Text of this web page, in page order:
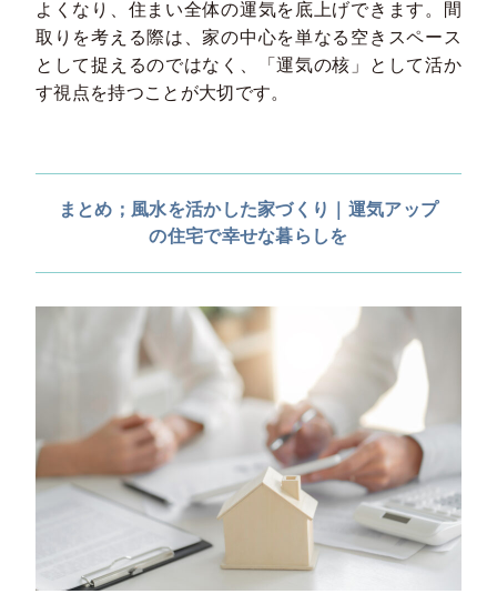
よくなり、住まい全体の運気を底上げできます。間
取りを考える際は、家の中心を単なる空きスペース
として捉えるのではなく、「運気の核」として活か
す視点を持つことが大切です。
まとめ；風水を活かした家づくり｜運気アップ
の住宅で幸せな暮らしを